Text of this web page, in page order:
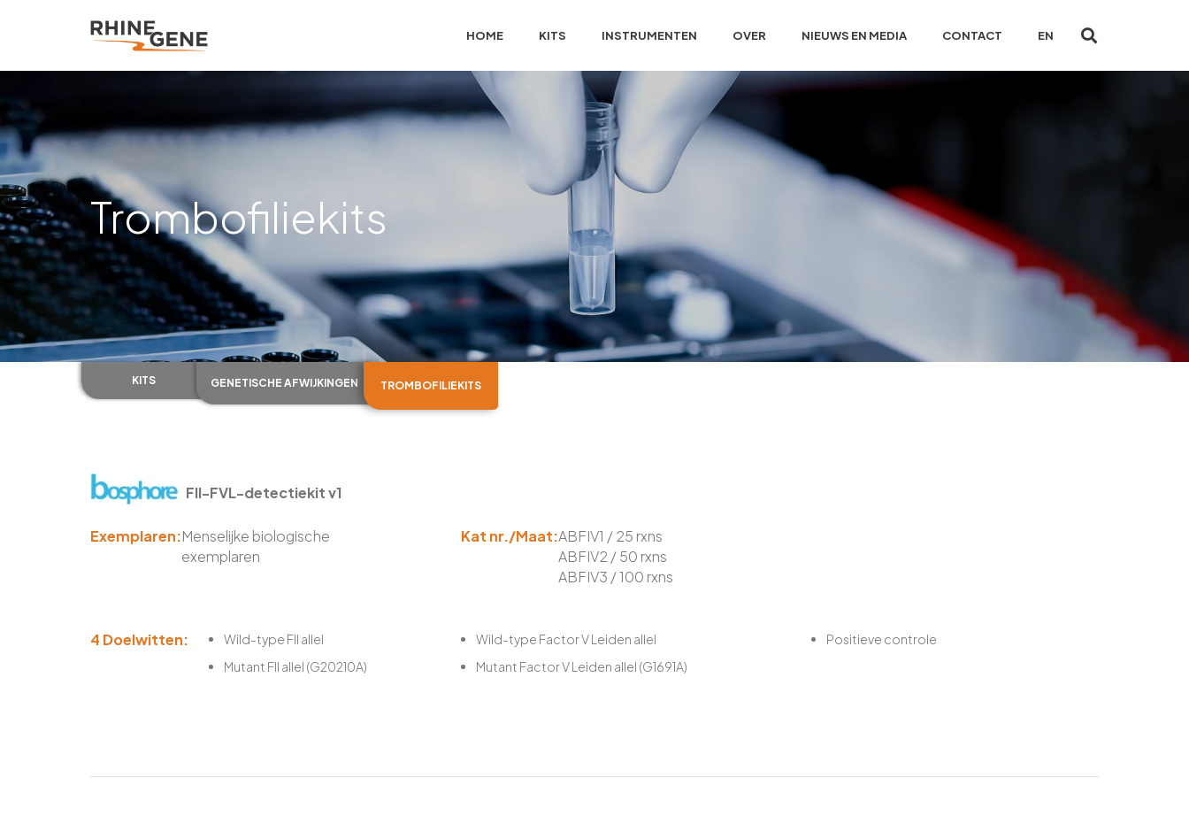
HOME KITS INSTRUMENTEN OVER NIEUWS EN MEDIA CONTACT EN
Trombofiliekits
KITS GENETISCHE AFWIJKINGEN TROMBOFILIEKITS
FII-FVL-detectiekit v1
Exemplaren:Menselijke biologische
exemplaren
Kat nr./Maat:ABFIV1 / 25 rxns
ABFIV2 / 50 rxns
ABFIV3 / 100 rxns
4 Doelwitten:
Wild-type FII allel
Mutant FII allel (G20210A)
Wild-type Factor V Leiden allel
Mutant Factor V Leiden allel (G1691A)
Positieve controle